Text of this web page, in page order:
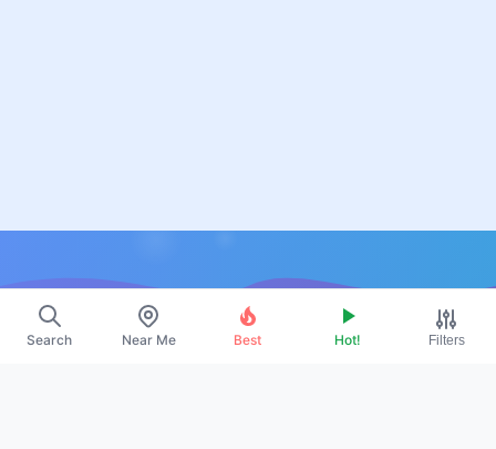
Search Near Me Best Hot! Filters
Resources